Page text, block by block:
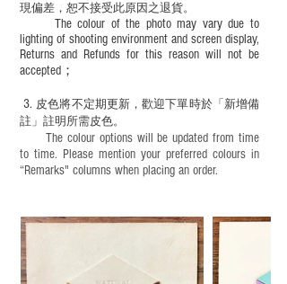
現偏差，恕不接受此原因之退貨。
The colour of the photo may vary due to
lighting of shooting environment and screen display,
Returns and Refunds for this reason will not be
accepted；
3. 皮色將不定期更新，歡迎下單時於「新增備
註」註明 所需皮色。
The colour options will be updated from time
to time. Please mention your preferred colours in
“Remarks" columns when placing an order.